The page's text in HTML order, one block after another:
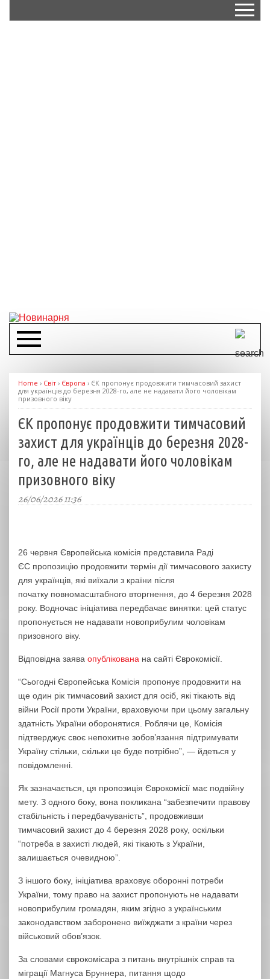
Home › Світ › Європа › ЄК пропонує продовжити тимчасовий захист
для українців до березня 2028-го, але не надавати його чоловікам
призовного віку
ЄК пропонує продовжити тимчасовий
захист для українців до березня 2028-
го, але не надавати його чоловікам
призовного віку
26/06/2026 11:36
26 червня Європейська комісія представила Раді
ЄС пропозицію продовжити термін дії тимчасового захисту
для українців, які виїхали з країни після
початку повномасштабного вторгнення, до 4 березня 2028
року. Водночас ініціатива передбачає винятки: цей статус
пропонується не надавати новоприбулим чоловікам
призовного віку.
Відповідна заява опублікована на сайті Єврокомісії.
“Сьогодні Європейська Комісія пропонує продовжити на
ще один рік тимчасовий захист для осіб, які тікають від
війни Росії проти України, враховуючи при цьому загальну
здатність України оборонятися. Роблячи це, Комісія
підтверджує своє непохитне зобов’язання підтримувати
Україну стільки, скільки це буде потрібно”, — йдеться у
повідомленні.
Як зазначається, ця пропозиція Єврокомісії має подвійну
мету. З одного боку, вона покликана “забезпечити правову
стабільність і передбачуваність”, продовживши
тимчасовий захист до 4 березня 2028 року, оскільки
“потреба в захисті людей, які тікають з України,
залишається очевидною”.
З іншого боку, ініціатива враховує оборонні потреби
України, тому право на захист пропонують не надавати
новоприбулим громадян, яким згідно з українським
законодавством заборонено виїжджати з країни через
військовий обов’язок.
За словами єврокомісара з питань внутрішніх справ та
міграції Магнуса Бруннера, питання щодо